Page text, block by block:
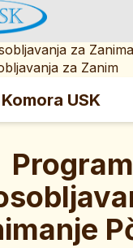
za
za Zanim
USK
Program